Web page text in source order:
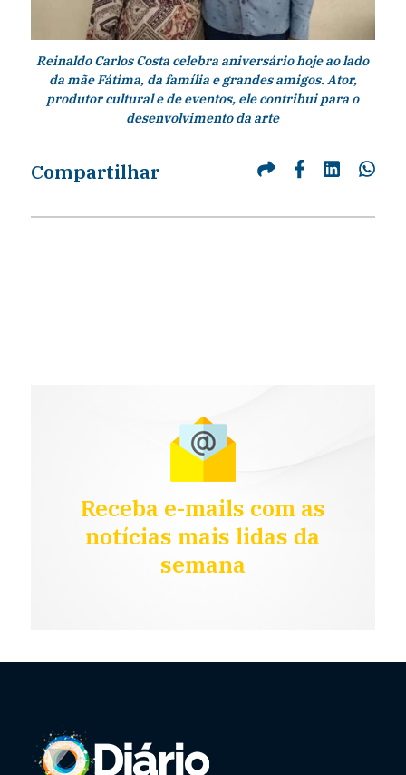
Reinaldo Carlos Costa celebra aniversário hoje ao lado
da mãe Fátima, da família e grandes amigos. Ator,
produtor cultural e de eventos, ele contribui para o
desenvolvimento da arte
Compartilhar
Receba e-mails com as
notícias mais lidas da
semana